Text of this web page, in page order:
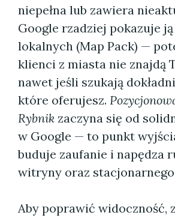
niepełna lub zawiera
Google rzadziej pokazuje
lokalnych (Map Pack) —
klienci z miasta nie znajdą
nawet jeśli szukają
które oferujesz.
Rybnik zaczyna się od
w Google — to punkt
buduje zaufanie i napędza
witryny oraz
Aby poprawić widoczność,